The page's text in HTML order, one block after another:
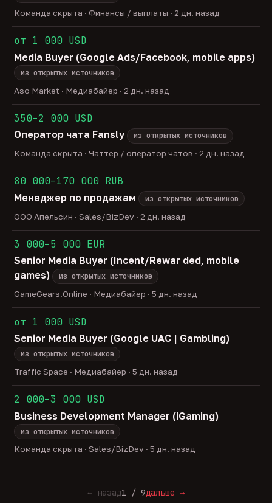
Команда скрыта · Финансы / выплаты · 2 дн. назад
от 1 000 USD
Media Buyer (Google Ads/Facebook, mobile apps)
из открытых источников
Aso Market · Медиабайер · 2 дн. назад
350–2 000 USD
Оператор чата Fansly
из открытых источников
Команда скрыта · Чаттер / оператор чатов · 2 дн. назад
80 000–170 000 RUB
Менеджер по продажам
из открытых источников
ООО Апельсин · Sales/BizDev · 2 дн. назад
3 000–5 000 EUR
Senior Media Buyer (Incent/Rewar ded, mobile
games)
из открытых источников
GameGears.Online · Медиабайер · 5 дн. назад
от 1 000 USD
Senior Media Buyer (Google UAC | Gambling)
из открытых источников
Traffic Space · Медиабайер · 5 дн. назад
2 000–3 000 USD
Business Development Manager (iGaming)
из открытых источников
Команда скрыта · Sales/BizDev · 5 дн. назад
← назад1 / 9дальше →